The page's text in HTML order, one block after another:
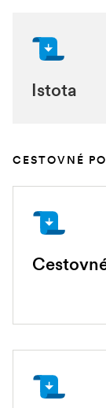
Istota
CESTOVNÉ